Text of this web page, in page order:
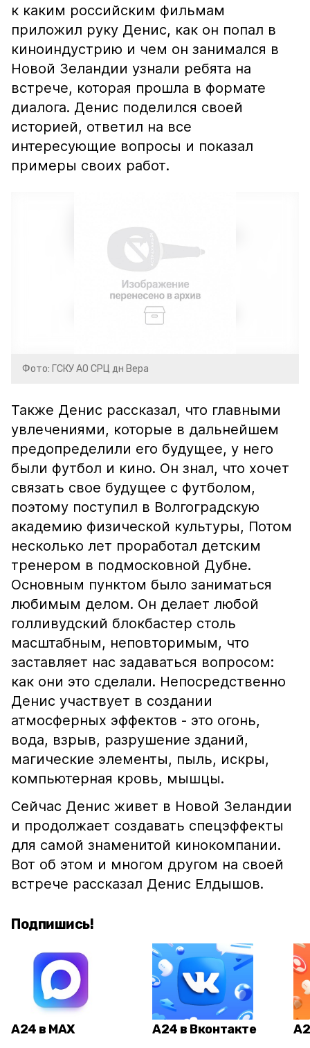
к каким российским фильмам
приложил руку Денис, как он попал в
киноиндустрию и чем он занимался в
Новой Зеландии узнали ребята на
встрече, которая прошла в формате
диалога. Денис поделился своей
историей, ответил на все
интересующие вопросы и показал
примеры своих работ.
Фото: ГСКУ АО СРЦ дн Вера
Также Денис рассказал, что главными
увлечениями, которые в дальнейшем
предопределили его будущее, у него
были футбол и кино. Он знал, что хочет
связать свое будущее с футболом,
поэтому поступил в Волгоградскую
академию физической культуры, Потом
несколько лет проработал детским
тренером в подмосковной Дубне.
Основным пунктом было заниматься
любимым делом. Он делает любой
голливудский блокбастер столь
масштабным, неповторимым, что
заставляет нас задаваться вопросом:
как они это сделали. Непосредственно
Денис участвует в создании
атмосферных эффектов - это огонь,
вода, взрыв, разрушение зданий,
магические элементы, пыль, искры,
компьютерная кровь, мышцы.
Сейчас Денис живет в Новой Зеландии
и продолжает создавать спецэффекты
для самой знаменитой кинокомпании.
Вот об этом и многом другом на своей
встрече рассказал Денис Елдышов.
Подпишись!
А24 в MAX А24 в Вконтакте